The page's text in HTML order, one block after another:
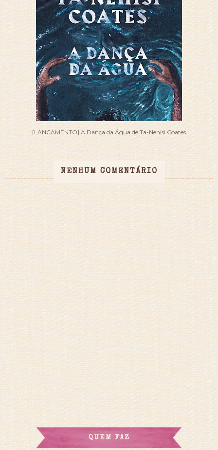
[LANÇAMENTO] A Dança da Água de Ta-Nehisi Coates
NENHUM COMENTÁRIO
QUEM FAZ